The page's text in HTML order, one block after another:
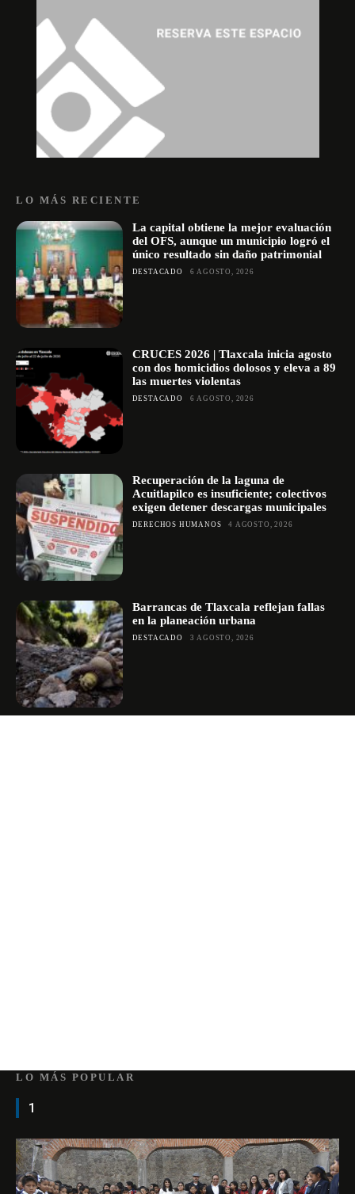
LO MÁS RECIENTE
La capital obtiene la mejor evaluación
del OFS, aunque un municipio logró el
único resultado sin daño patrimonial
DESTACADO 6 AGOSTO, 2026
CRUCES 2026 | Tlaxcala inicia agosto
con dos homicidios dolosos y eleva a 89
las muertes violentas
DESTACADO 6 AGOSTO, 2026
Recuperación de la laguna de
Acuitlapilco es insuficiente; colectivos
exigen detener descargas municipales
DERECHOS HUMANOS 4 AGOSTO, 2026
Barrancas de Tlaxcala reflejan fallas
en la planeación urbana
DESTACADO 3 AGOSTO, 2026
LO MÁS POPULAR
1